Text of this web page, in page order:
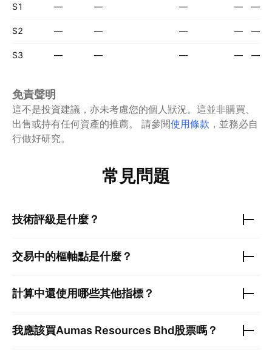
S1 — — — — —
S2 — — — — —
S3 — — — — —
免責聲明
這不是投資建議，亦未考慮您的個人狀況。這並非購買、
出售或持有任何資產的推薦。
請參閱使用條款 ，並務必自
行做好研究。
常見問題
技術評級是什麼？
交易中的樞軸點是什麼？
計算中還使用哪些其他指標？
我應該買Aumas Resources Bhd股票嗎？